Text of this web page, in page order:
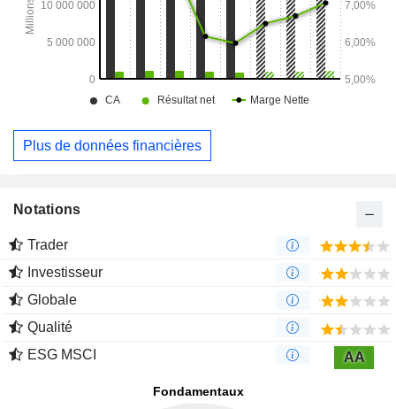
Plus de données financières
Notations
Trader
Investisseur
Globale
Qualité
ESG MSCI
AA